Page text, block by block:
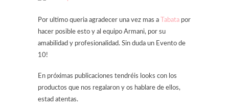
Por ultimo queria agradecer una vez mas a Tabata por
hacer posible esto y al equipo Armani, por su
amabilidad y profesionalidad. Sin duda un Evento de
10!
En próximas publicaciones tendréis looks con los
productos que nos regalaron y os hablare de ellos,
estad atentas.